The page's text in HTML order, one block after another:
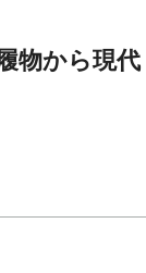
物から現代